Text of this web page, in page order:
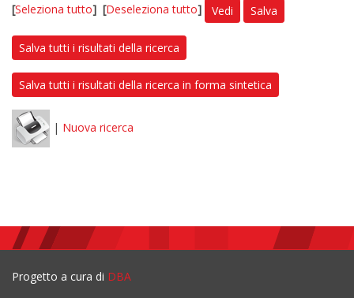
[Seleziona tutto] [Deseleziona tutto] Vedi Salva
Salva tutti i risultati della ricerca
Salva tutti i risultati della ricerca in forma sintetica
| Nuova ricerca
Progetto a cura di DBA